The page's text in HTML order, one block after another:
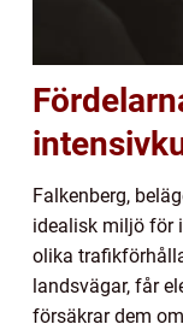
Falkenberg,
idealisk miljö för
olika
landsvägar, får
försäkrar dem